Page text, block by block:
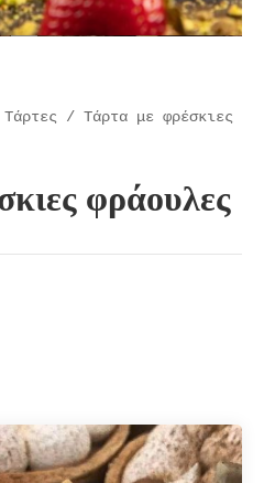
Tάρτες / Τάρτα με φρέσκιες
φράουλες